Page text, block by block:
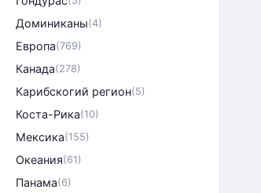
Доминиканы(4)
Европа(769)
Канада(278)
Карибскогий регион(5)
Коста-Рика(10)
Мексика(155)
Океания(61)
Панама(6)